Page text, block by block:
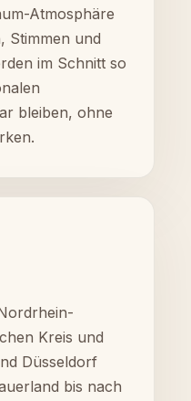
Atmosphäre
Stimmen und
im Schnitt so
bleiben, ohne
Kreis und
Düsseldorf
bis nach